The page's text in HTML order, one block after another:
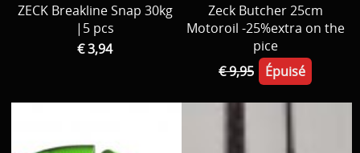
ZECK Breakline Snap 30kg
|5 pcs
€ 3,94
Zeck Butcher 25cm
Motoroil -25%extra on the
pice
€ 9,95
Épuisé